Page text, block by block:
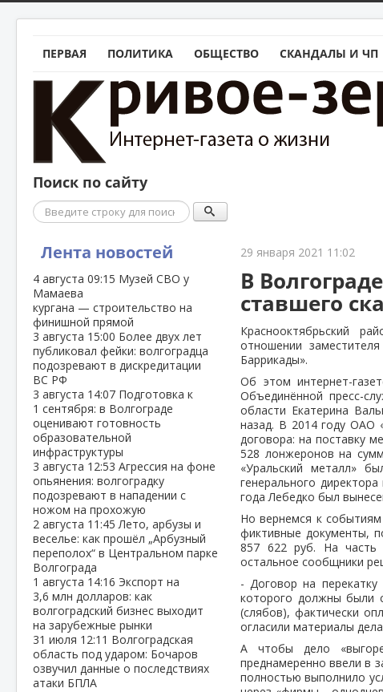
ПЕРВАЯ ПОЛИТИКА ОБЩЕСТВО СКАНДАЛЫ И ЧП
Поиск по сайту
Поиск
Лента новостей
4 августа 09:15 Музей СВО у
Мамаева
кургана — строительство на
финишной прямой
3 августа 15:00 Более двух лет
публиковал фейки: волгоградца
подозревают в дискредитации
ВС РФ
3 августа 14:07 Подготовка к
1 сентября: в Волгограде
оценивают готовность
образовательной
инфраструктуры
3 августа 12:53 Агрессия на фоне
опьянения: волгоградку
подозревают в нападении с
ножом на прохожую
2 августа 11:45Лето, арбузы и
веселье: как прошёл „Арбузный
переполох“ в Центральном парке
Волгограда
1 августа 14:16 Экспорт на
3,6 млн долларов: как
волгоградский бизнес выходит
на зарубежные рынки
31 июля 12:11 Волгоградская
область под ударом: Бочаров
озвучил данные о последствиях
атаки БПЛА
29 января 2021 11:02
В
ставшего
Краснооктябрьский
отношении
Баррикады».
Об этом интернет-
Объединённой пресс-
области Екатерина
назад. В 2014 году ОАО
договора: на поставку
528 лонжеронов на
«Уральский металл»
генерального
года Лебедко был
Но вернемся к событиям
фиктивные документы,
857 622 руб. На часть
остальное сообщники
- Договор на
которого должны были
(слябов), фактически
огласили материалы
А чтобы дело
преднамеренно ввели в
полностью выполнило